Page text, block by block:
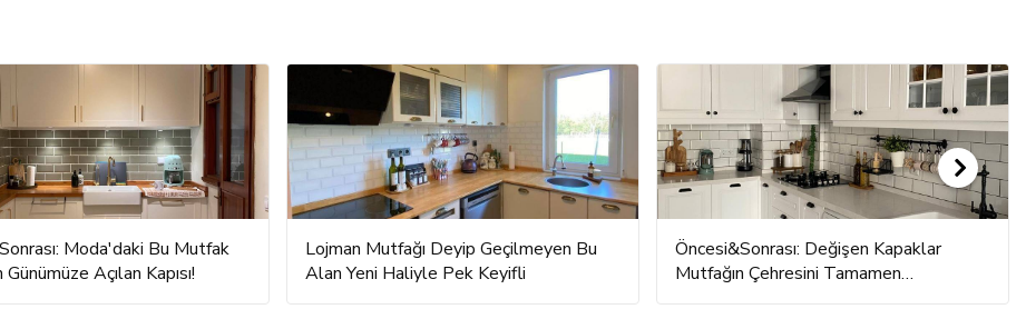
Moda'daki Bu Mutfak
Açılan Kapısı!
Lojman Mutfağı Deyip Geçilmeyen Bu
Alan Yeni Haliyle Pek Keyifli
Öncesi&Sonrası: Değişen Kapaklar
Mutfağın Çehresini Tamamen